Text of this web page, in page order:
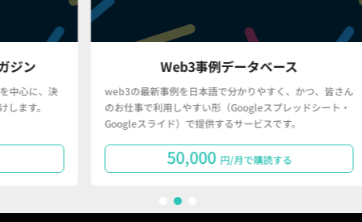
決
Web3事例データベース
web3の最新事例を日本語で分かりやすく、かつ、皆さん
のお仕事で利用しやすい形（Googleスプレッドシート・
Googleスライド）で提供するサービスです。
50,000 円/月で購読する